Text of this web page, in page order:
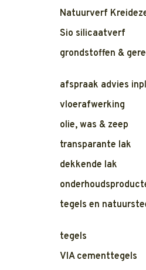
Natuurverf
Sio silicaatverf
grondstoffen &
afspraak advies
vloerafwerking
olie, was & zeep
transparante lak
dekkende lak
tegels en
tegels
VIA cementtegels